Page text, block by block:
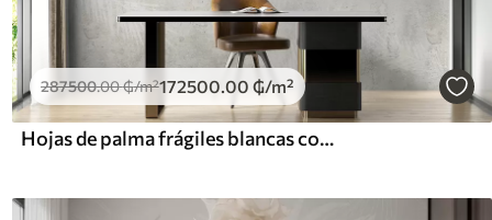
287500.00₲/m²172500.00 ₲/m²
Hojas de palma frágiles blancas con textura grunge